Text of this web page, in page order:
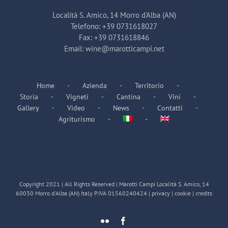
Località S. Amico, 14 Morro d'Alba (AN)
Telefono: +39 0731618027
Fax: +39 0731618846
Email: wine@marotticampi.net
Home Azienda
Territorio
Storia
Vigneti Cantina
Vini
Gallery
Video News
Contatti
Agriturismo
Copyright 2021 | All Rights Reserved | Marotti Campi Località S. Amico, 14
60030 Morro d'Alba (AN) Italy P.IVA 01560240424 | privacy | cookie | credits
Flickr